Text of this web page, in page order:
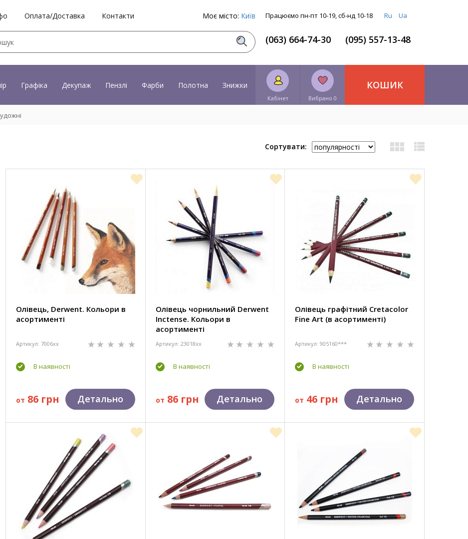
Оплата/Доставка Контакти Моє місто: Київ Працюємо пн-пт 10-19, сб-нд 10-18 Ru Ua
(063) 664-74-30 (095) 557-13-48
Графіка Декупаж Пензлі Фарби Полотна Знижки
Кабінет Вибрано 0
КОШИК
Сортувати:
Олівець, Derwent. Кольори в
асортименті
Артикул: 7006xx
В наявності
от 86 грн Детально
Олівець чорнильний Derwent
Inctense. Кольори в
асортименті
Артикул: 23018xx
В наявності
от 86 грн Детально
Олівець графітний Cretacolor
Fine Art (в асортименті)
Артикул: 905160***
В наявності
от 46 грн Детально